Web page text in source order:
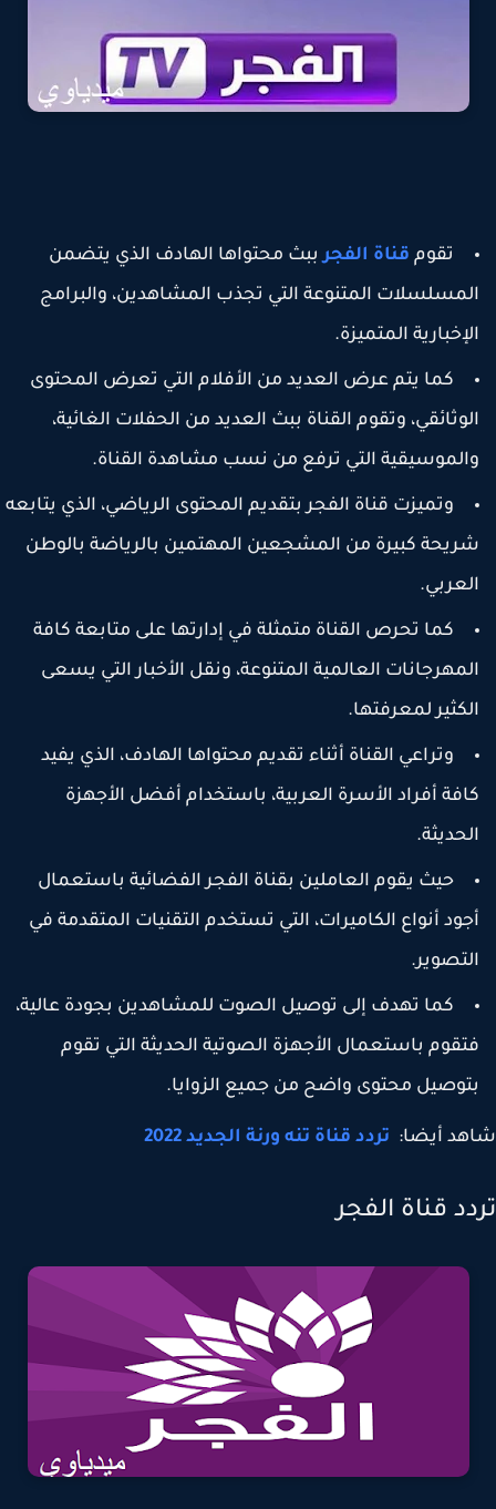
تقومقناة الفجرببث محتواها الهادف الذي يتضمن
المتنوعة التي تجذب المشاهدين، والبرامج
المتميزة.
كما يتم عرض العديد من الأفلام التي تعرض المحتوى
وتقوم القناة ببث العديد من الحفلات الغائية،
التي ترفع من نسب مشاهدة القناة.
وتميزت قناة الفجر بتقديم المحتوى الرياضي، الذي يتابعه
كبيرة من المشجعين المهتمين بالرياضة بالوطن
كما تحرص القناة متمثلة في إدارتها على متابعة كافة
العالمية المتنوعة، ونقل الأخبار التي يسعى
لمعرفتها.
وتراعي القناة أثناء تقديم محتواها الهادف، الذي يفيد
أفراد الأسرة العربية، باستخدام أفضل الأجهزة
حيث يقوم العاملين بقناة الفجر الفضائية باستعمال
أنواع الكاميرات، التي تستخدم التقنيات المتقدمة في
كما تهدف إلى توصيل الصوت للمشاهدين بجودة عالية،
باستعمال الأجهزة الصوتية الحديثة التي تقوم
محتوى واضح من جميع الزوايا.
أيضا:تردد قناة تنه ورنة الجديد 2022
قناة الفجر